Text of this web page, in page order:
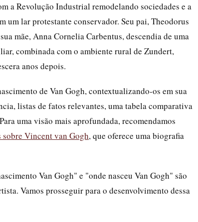
a Revolução Industrial remodelando sociedades e a
um lar protestante conservador. Seu pai, Theodorus
mãe, Anna Cornelia Carbentus, descendia de uma
combinada com o ambiente rural de Zundert,
anos depois.
de Van Gogh, contextualizando-os em sua
listas de fatos relevantes, uma tabela comparativa
uma visão mais aprofundada, recomendamos
Vincent van Gogh, que oferece uma biografia
Van Gogh" e "onde nasceu Van Gogh" são
Vamos prosseguir para o desenvolvimento dessa